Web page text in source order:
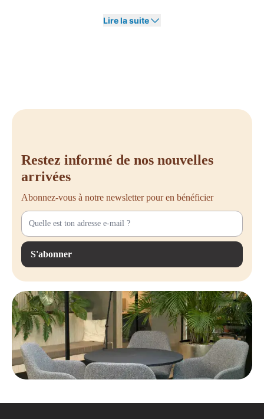
professionnel, un support pour CPU vous aide à créer un
reste toujours propre.
Offeco
Vous souhaitez installer votre ordinateur de manière sûre et optimisée
d'Offeco. Nous proposons divers modèles adaptés à différentes
configurations de bureau et tailles de PC.
Vous avez des questions ou souhaitez des conseils sur le choix du
support pour CPU ? N'hésitez pas à nous contacter. Nous serons ravis de
vous aider à trouver la solution idéale pour votre espace de travail !
Lire la suite
Restez informé de nos nouvelles
arrivées
Abonnez-vous à notre newsletter pour en bénéficier
S'abonner